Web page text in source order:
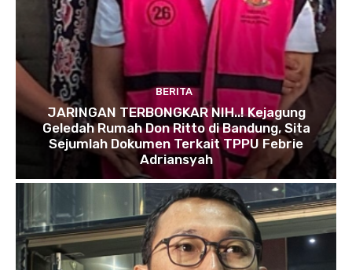
BERITA
JARINGAN TERBONGKAR NIH..! Kejagung
Geledah Rumah Don Ritto di Bandung, Sita
Sejumlah Dokumen Terkait TPPU Febrie
Adriansyah